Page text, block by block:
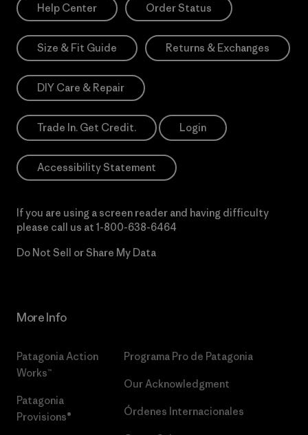
Help Center Order Status
Size & Fit Guide Returns & Exchanges
DIY Care & Repair
Trade In. Get Credit. Login
Accessibility Statement
If you are using a screen reader and having difficulty
please call us at 1-800-638-6464
Do Not Sell or Share My Data
More Info
Patagonia Action
Works™
Patagonia
Provisions®
Programa Pro de Patagonia
Our Acknowledgment
Órdenes Internacionales